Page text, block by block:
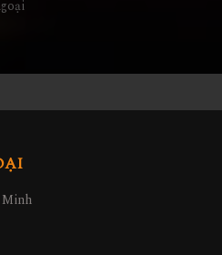
Minh